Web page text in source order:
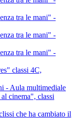
tra le mani" -
tra le mani" -
tra le mani" -
classi 4C,
- Aula multimediale
cinema", classi
che ha cambiato il